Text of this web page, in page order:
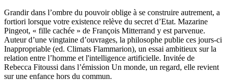
Grandir dans l’ombre du pouvoir oblige à se construire autrement, a
fortiori lorsque votre existence relève du secret d’Etat. Mazarine
Pingeot, « fille cachée » de François Mitterrand y est parvenue.
Auteur d’une vingtaine d’ouvrages, la philosophe publie ces jours-ci
Inappropriable (ed. Climats Flammarion), un essai ambitieux sur la
relation entre l’homme et l'intelligence artificielle. Invitée de
Rebecca Fitoussi dans l’émission Un monde, un regard, elle revient
sur une enfance hors du commun.